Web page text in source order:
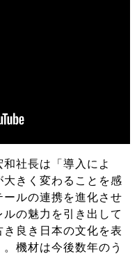
社長は「導入によ
きく変わることを感
ルの連携を進化させ
の魅力を引き出して
良き日本の文化を表
機材は今後数年のう